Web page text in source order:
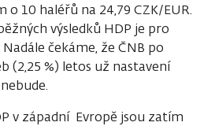
10 haléřů na 24,79 CZK/EUR.
výsledků HDP je pro
čekáme, že ČNB po
(2,25 %) letos už nastavení
v západní Evropě jsou zatím